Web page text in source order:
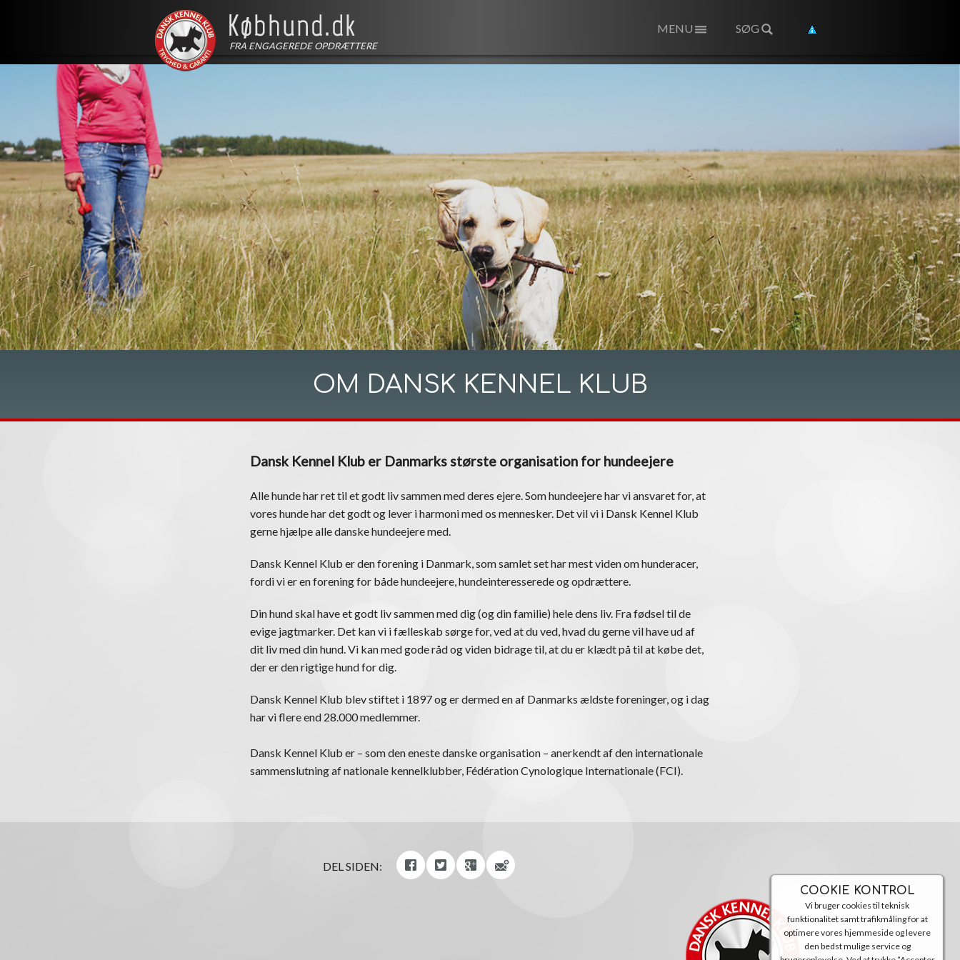
FRA ENGAGEREDE OPDRÆTTERE
SØG
MENU
COOKIE KONTROL
Vi bruger cookies til teknisk
funktionalitet samt trafikmåling for at
optimere vores hjemmeside og levere
den bedst mulige service og
OM DANSK KENNEL KLUB
Dansk Kennel Klub er Danmarks største organisation for hundeejere
Alle hunde har ret til et godt liv sammen med deres ejere. Som hundeejere har vi ansvaret for, at
vores hunde har det godt og lever i harmoni med os mennesker. Det vil vi i Dansk Kennel Klub
gerne hjælpe alle danske hundeejere med.
Dansk Kennel Klub er den forening i Danmark, som samlet set har mest viden om hunderacer,
fordi vi er en forening for både hundeejere, hundeinteresserede og opdrættere.
Din hund skal have et godt liv sammen med dig (og din familie) hele dens liv. Fra fødsel til de
evige jagtmarker. Det kan vi i fælleskab sørge for, ved at du ved, hvad du gerne vil have ud af
dit liv med din hund. Vi kan med gode råd og viden bidrage til, at du er klædt på til at købe det,
der er den rigtige hund for dig.
Dansk Kennel Klub blev stiftet i 1897 og er dermed en af Danmarks ældste foreninger, og i dag
har vi flere end 28.000 medlemmer.
Dansk Kennel Klub er – som den eneste danske organisation – anerkendt af den internationale
sammenslutning af nationale kennelklubber, Fédération Cynologique Internationale (FCI).
DEL SIDEN: